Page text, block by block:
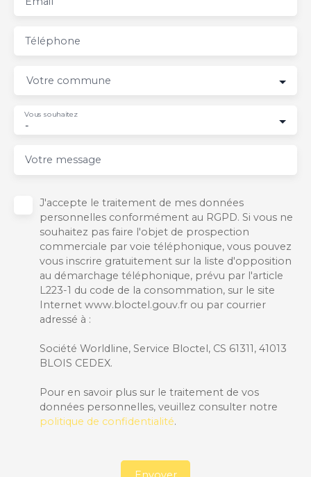
Téléphone
Votre commune
-
Vous souhaitez
Votre message
J'accepte le traitement de mes données
personnelles conformément au RGPD. Si vous ne
souhaitez pas faire l'objet de prospection
commerciale par voie téléphonique, vous pouvez
vous inscrire gratuitement sur la liste d'opposition
au démarchage téléphonique, prévu par l'article
L223-1 du code de la consommation, sur le site
Internet www.bloctel.gouv.fr ou par courrier
adressé à :
Société Worldline, Service Bloctel, CS 61311, 41013
BLOIS CEDEX.
Pour en savoir plus sur le traitement de vos
données personnelles, veuillez consulter notre
politique de confidentialité.